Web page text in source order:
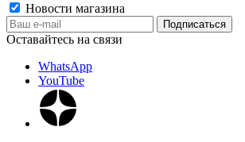
Новости магазина
Оставайтесь на связи
WhatsApp
YouTube